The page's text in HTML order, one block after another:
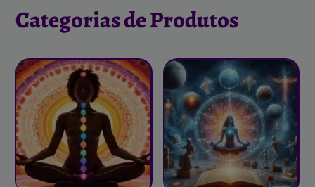
Categorias de Produtos